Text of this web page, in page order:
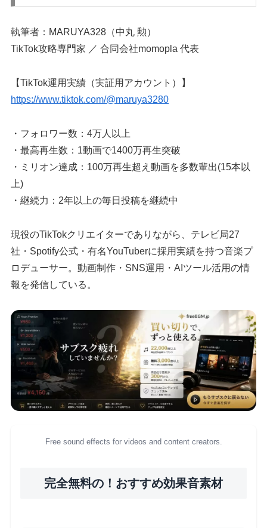
執筆者：MARUYA328（中丸 勲）
TikTok攻略専門家 ／ 合同会社momopla 代表
【TikTok運用実績（実証用アカウント）】
https://www.tiktok.com/@maruya3280
・フォロワー数：4万人以上
・最高再生数：1動画で1400万再生突破
・ミリオン達成：100万再生超え動画を多数輩出(15本以
上)
・継続力：2年以上の毎日投稿を継続中
現役のTikTokクリエイターでありながら、テレビ局27
社・Spotify公式・有名YouTuberに採用実績を持つ音楽プ
ロデューサー。動画制作・SNS運用・AIツール活用の情
報を発信している。
Free sound effects for videos and content creators.
完全無料の！おすすめ効果音素材